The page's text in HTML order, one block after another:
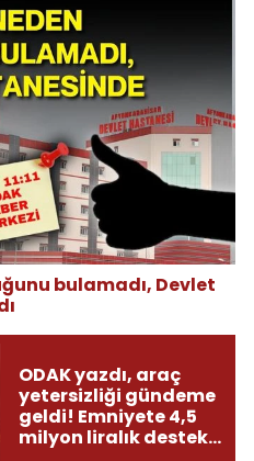
bulamadı, Devlet
ODAK yazdı, araç
yetersizliği gündeme
geldi! Emniyete 4,5
milyon liralık destek